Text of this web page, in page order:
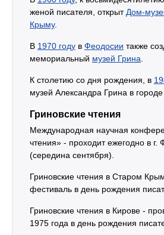
женой писателя, открыт Дом-
Крыму.
В 1970 году в Феодосии также
мемориальный музей Грина
К столетию со дня рождения, в
музей Александра Грина в городе
Гриновские чтения
Международная научная
чтения» - проходит ежегодно в г.
(середина сентября).
Гриновские чтения в Старом
фестиваль в день рождения
Гриновские чтения в Кирове -
1975 года в день рождения